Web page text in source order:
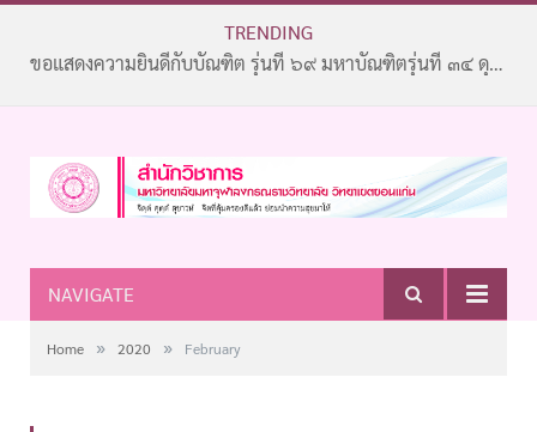
TRENDING
ขอแสดงความยินดีกับบัณฑิต รุ่นที่ ๖๙ มหาบัณฑิตรุ่นที่ ๓๔ ดุษฎีบัณฑิตรุ่นที่ ๒๐
NAVIGATE
Home » 2020 » February